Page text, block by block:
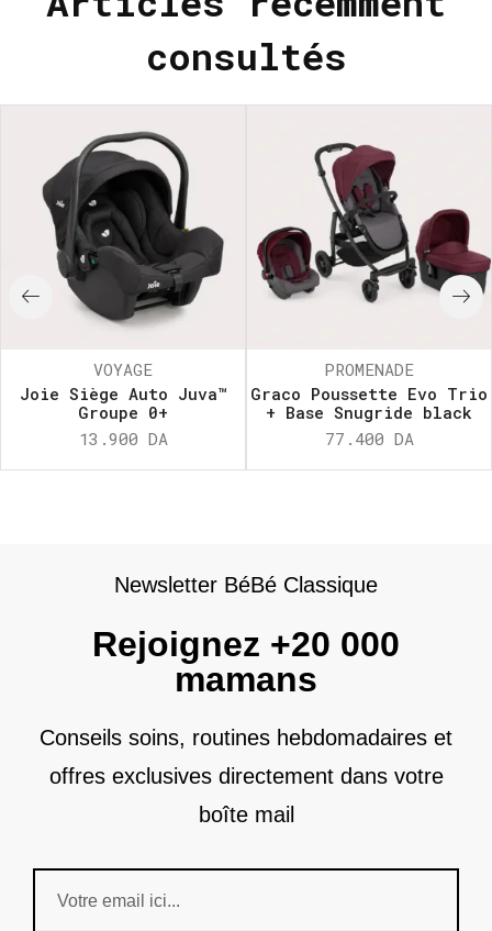
consultés
VOYAGE
Joie Siège Auto Juva™
Groupe 0+
13.900 DA
PROMENADE
Graco Poussette Evo Trio
+ Base Snugride black
77.400 DA
Newsletter BéBé Classique
Rejoignez +20 000
mamans
Conseils soins, routines hebdomadaires et
offres exclusives directement dans votre
boîte mail